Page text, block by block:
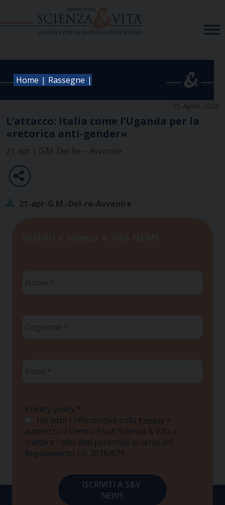
Home | Rassegne |
25 Aprile 2023
L’attacco: Italia come l’Uganda per la
«retorica anti-gender»
21 apr | G.M. Del Re – Avvenire
21-apr-G.M.-Del-re-Avvenire
Privacy policy *
Ho letto l'informativa sulla Privacy e
autorizzo il Centro Studi Scienza & Vita a
trattare i miei dati personali ai sensi del
Regolamento UE 2016/679